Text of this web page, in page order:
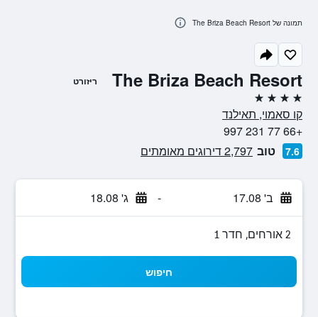
The Briza Beach Resort ריזורט
4 כוכבים
קו סאמוי, תאילנד
+66 77 231 997
7.6 טוב 2,797 דירוגים מאומתים
ב' 17.08 - ג' 18.08
2 אורחים, חדר 1
חיפוש
תמונה של The Briza Beach Resort